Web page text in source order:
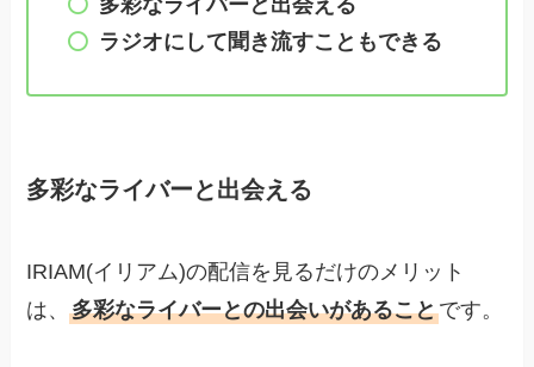
多彩なライバーと出会える
ラジオにして聞き流すこともできる
多彩なライバーと出会える
IRIAM(イリアム)の配信を見るだけのメリット
は、多彩なライバーとの出会いがあることです。